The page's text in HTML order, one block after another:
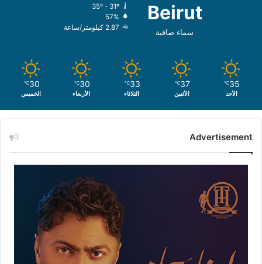
Beirut
سماء صافية
35º - 31º
57%
2.87 كيلومتر/ساعة
35
℃
الأحد
37
℃
الأثنين
33
℃
الثلاثاء
30
℃
الأربعاء
30
℃
الخميس
Advertisement